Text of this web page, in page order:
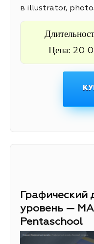
в illustrator,
Цена: 20
Графический
уровень —
Pentaschool